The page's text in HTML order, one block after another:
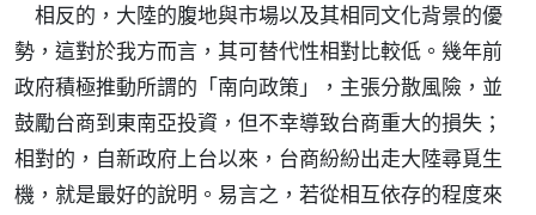
相反的，大陸的腹地與市場以及其相同文化背景的優
勢，這對於我方而言，其可替代性相對比較低。幾年前
政府積極推動所謂的「南向政策」，主張分散風險，並
鼓勵台商到東南亞投資，但不幸導致台商重大的損失；
相對的，自新政府上台以來，台商紛紛出走大陸尋覓生
機，就是最好的說明。易言之，若從相互依存的程度來